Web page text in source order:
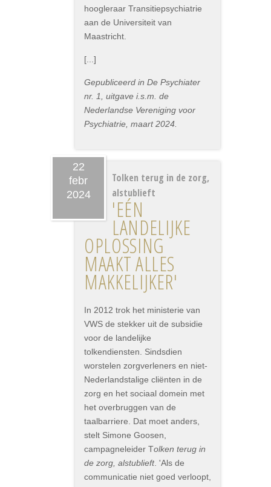
hoogleraar Transitiepsychiatrie
aan de Universiteit van
Maastricht.
[...]
Gepubliceerd in De Psychiater
nr. 1, uitgave i.s.m. de
Nederlandse Vereniging voor
Psychiatrie, maart 2024.
22
febr
2024
Tolken terug in de zorg,
alstublieft
'EÉN
LANDELIJKE
OPLOSSING
MAAKT ALLES
MAKKELIJKER'
In 2012 trok het ministerie van
VWS de stekker uit de subsidie
voor de landelijke
tolkendiensten. Sindsdien
worstelen zorgverleners en niet-
Nederlandstalige cliënten in de
zorg en het sociaal domein met
het overbruggen van de
taalbarriere. Dat moet anders,
stelt Simone Goosen,
campagneleider Tolken terug in
de zorg, alstublieft. 'Als de
communicatie niet goed verloopt,